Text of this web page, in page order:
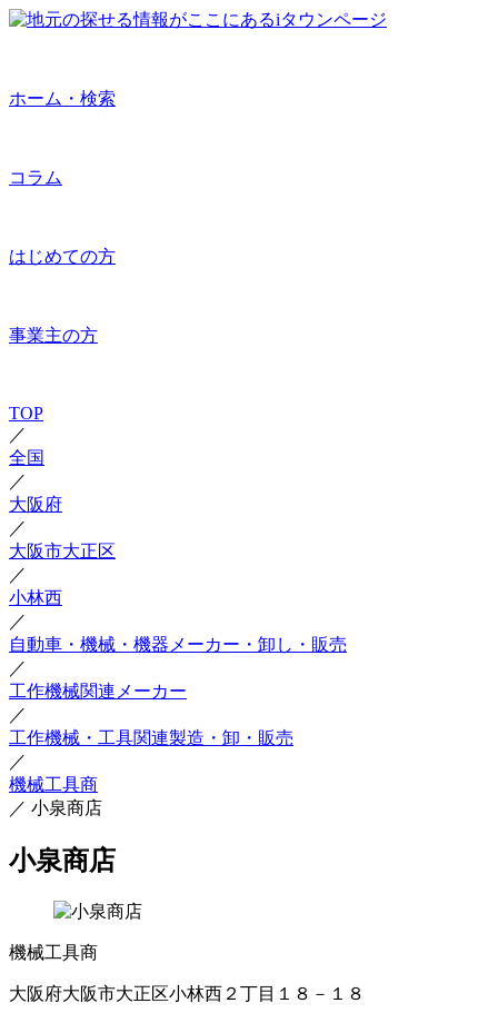
ホーム・検索
コラム
はじめての方
事業主の方
TOP
／
全国
／
大阪府
／
大阪市大正区
／
小林西
／
自動車・機械・機器メーカー・卸し・販売
／
工作機械関連メーカー
／
工作機械・工具関連製造・卸・販売
／
機械工具商
／ 小泉商店
小泉商店
機械工具商
大阪府大阪市大正区小林西２丁目１８－１８